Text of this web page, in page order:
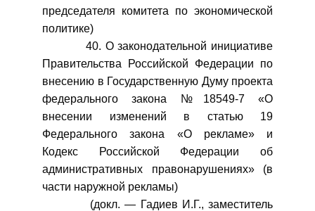
председателя комитета по экономической
политике)
40. О законодательной инициативе
Правительства Российской Федерации по
внесению в Государственную Думу проекта
федерального закона №18549-7 «О
внесении изменений в статью 19
Федерального закона «О рекламе» и
Кодекс Российской Федерации об
административных правонарушениях» (в
части наружной рекламы)
(докл. — Гадиев И.Г., заместитель